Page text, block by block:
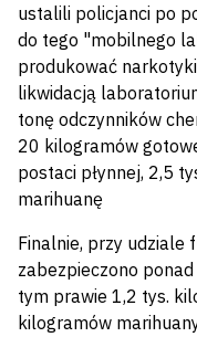
ustalili policjanci po
do tego "mobilnego
produkować
likwidacją
tonę odczynników
20 kilogramów
postaci płynnej, 2,5
marihuanę
Finalnie, przy udziale
zabezpieczono
tym prawie 1,2 tys.
kilogramów